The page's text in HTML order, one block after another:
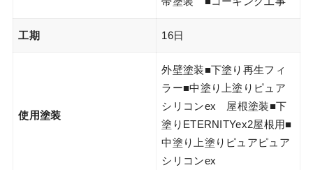
工期 16日
使用塗装
外壁塗装■下塗り再生フィ
ラー■中塗り上塗りピュア
シリコンex 屋根塗装■下
塗りETERNITYex2屋根用■
中塗り上塗りピュアピュア
シリコンex